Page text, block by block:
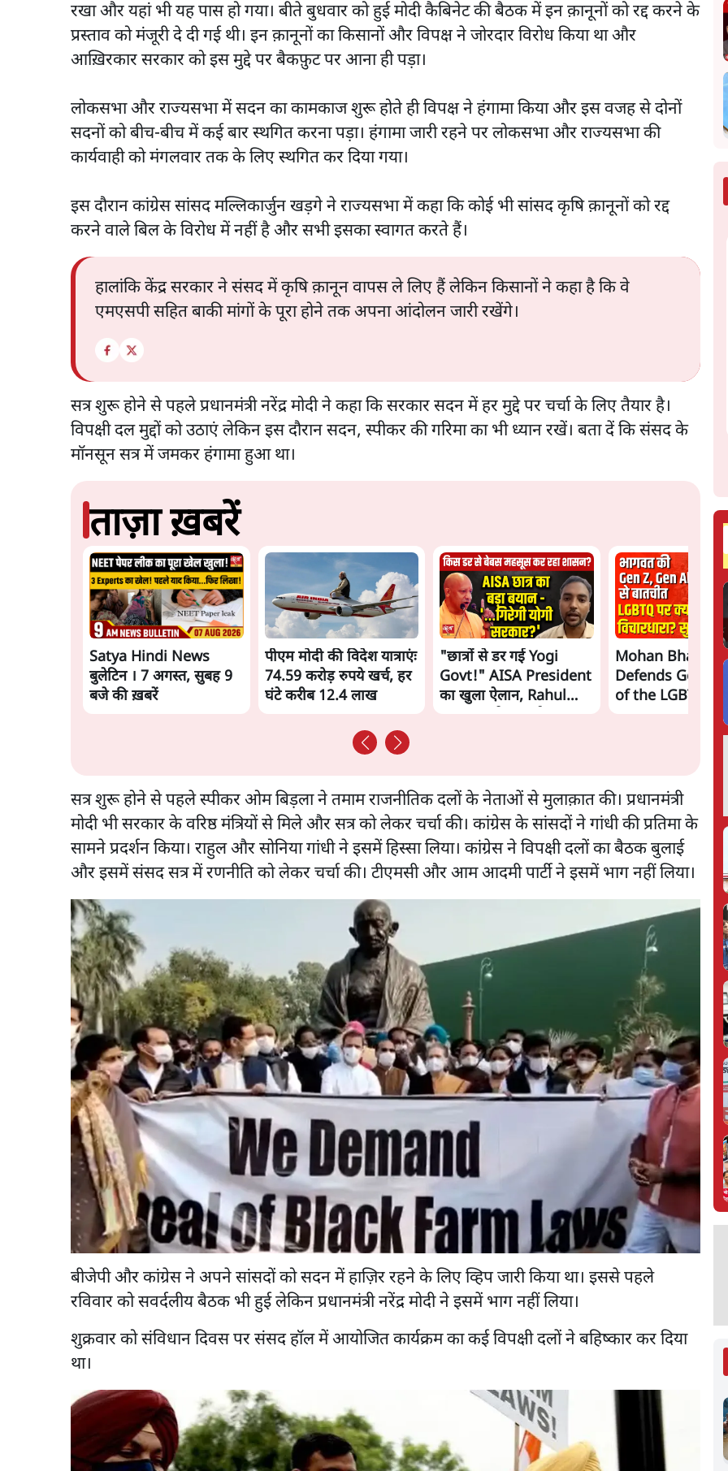
रखा और यहां भी यह पास हो गया। बीते बुधवार को हुई मोदी कैबिनेट की बैठक में इन क़ानूनों को रद्द करने के
प्रस्ताव को मंजूरी दे दी गई थी। इन क़ानूनों का किसानों और विपक्ष ने जोरदार विरोध किया था और
आख़िरकार सरकार को इस मुद्दे पर बैकफ़ुट पर आना ही पड़ा।
लोकसभा और राज्यसभा में सदन का कामकाज शुरू होते ही विपक्ष ने हंगामा किया और इस वजह से दोनों
सदनों को बीच-बीच में कई बार स्थगित करना पड़ा। हंगामा जारी रहने पर लोकसभा और राज्यसभा की
कार्यवाही को मंगलवार तक के लिए स्थगित कर दिया गया।
इस दौरान कांग्रेस सांसद मल्लिकार्जुन खड़गे ने राज्यसभा में कहा कि कोई भी सांसद कृषि क़ानूनों को रद्द
करने वाले बिल के विरोध में नहीं है और सभी इसका स्वागत करते हैं।
हालांकि केंद्र सरकार ने संसद में कृषि क़ानून वापस ले लिए हैं लेकिन किसानों ने कहा है कि वे
एमएसपी सहित बाकी मांगों के पूरा होने तक अपना आंदोलन जारी रखेंगे।
सत्र शुरू होने से पहले प्रधानमंत्री नरेंद्र मोदी ने कहा कि सरकार सदन में हर मुद्दे पर चर्चा के लिए तैयार है।
विपक्षी दल मुद्दों को उठाएं लेकिन इस दौरान सदन, स्पीकर की गरिमा का भी ध्यान रखें। बता दें कि संसद के
मॉनसून सत्र में जमकर हंगामा हुआ था।
ताज़ा ख़बरें
Satya Hindi News
बुलेटिन । 7 अगस्त, सुबह 9
बजे की ख़बरें
पीएम मोदी की विदेश यात्राएंः
74.59 करोड़ रुपये खर्च, हर
घंटे करीब 12.4 लाख
"छात्रों से डर गई Yogi
Govt!" AISA President
का खुला ऐलान, Rahul
Mohan Bhagwat
Defends Gen Z!
of the LGBTQ
the RSS's New
सत्र शुरू होने से पहले स्पीकर ओम बिड़ला ने तमाम राजनीतिक दलों के नेताओं से मुलाक़ात की। प्रधानमंत्री
मोदी भी सरकार के वरिष्ठ मंत्रियों से मिले और सत्र को लेकर चर्चा की। कांग्रेस के सांसदों ने गांधी की प्रतिमा के
सामने प्रदर्शन किया। राहुल और सोनिया गांधी ने इसमें हिस्सा लिया। कांग्रेस ने विपक्षी दलों का बैठक बुलाई
और इसमें संसद सत्र में रणनीति को लेकर चर्चा की। टीएमसी और आम आदमी पार्टी ने इसमें भाग नहीं लिया।
बीजेपी और कांग्रेस ने अपने सांसदों को सदन में हाज़िर रहने के लिए व्हिप जारी किया था। इससे पहले
रविवार को सवर्दलीय बैठक भी हुई लेकिन प्रधानमंत्री नरेंद्र मोदी ने इसमें भाग नहीं लिया।
शुक्रवार को संविधान दिवस पर संसद हॉल में आयोजित कार्यक्रम का कई विपक्षी दलों ने बहिष्कार कर दिया
था।